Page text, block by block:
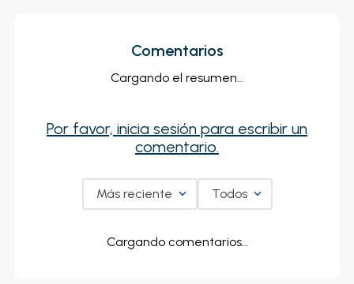
Comentarios
Cargando el resumen…
Por favor, inicia sesión para escribir un
comentario.
Más reciente Todos
Cargando comentarios…